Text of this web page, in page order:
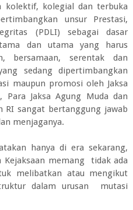
kolektif, kolegial dan terbuka
unsur Prestasi,
(PDLI) sebagai dasar
dan utama yang harus
bersamaan, serentak dan
sedang dipertimbangkan
maupun promosi oleh Jaksa
Para Jaksa Agung Muda dan
RI sangat bertanggung jawab
menjaganya.
hanya di era sekarang,
Kejaksaan memang tidak ada
melibatkan atau mengikut
dalam urusan mutasi